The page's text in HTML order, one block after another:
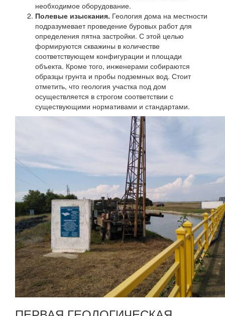
необходимое оборудование.
Полевые изыскания. Геология дома на местности
подразумевает проведение буровых работ для
определения пятна застройки. С этой целью
формируются скважины в количестве
соответствующем конфигурации и площади
объекта. Кроме того, инженерами собираются
образцы грунта и пробы подземных вод. Стоит
отметить, что геология участка под дом
осуществляется в строгом соответствии с
существующими нормативами и стандартами.